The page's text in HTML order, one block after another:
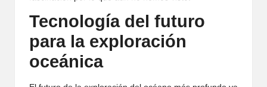
Tecnología del futuro
para la exploración
oceánica